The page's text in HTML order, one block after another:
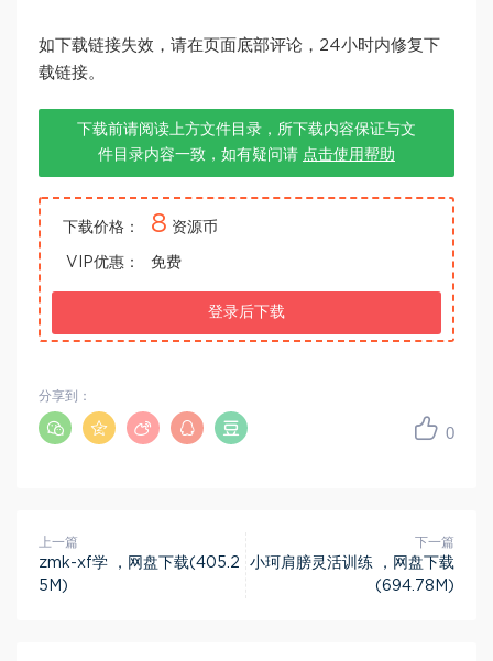
如下载链接失效，请在页面底部评论，24小时内修复下
载链接。
下载前请阅读上方文件目录，所下载内容保证与文
件目录内容一致，如有疑问请 点击使用帮助
下载价格： 8 资源币
VIP优惠： 免费
登录后下载
0
分享到：
上一篇
zmk-xf学 ，网盘下载(405.2
5M)
下一篇
小珂肩膀灵活训练 ，网盘下载
(694.78M)